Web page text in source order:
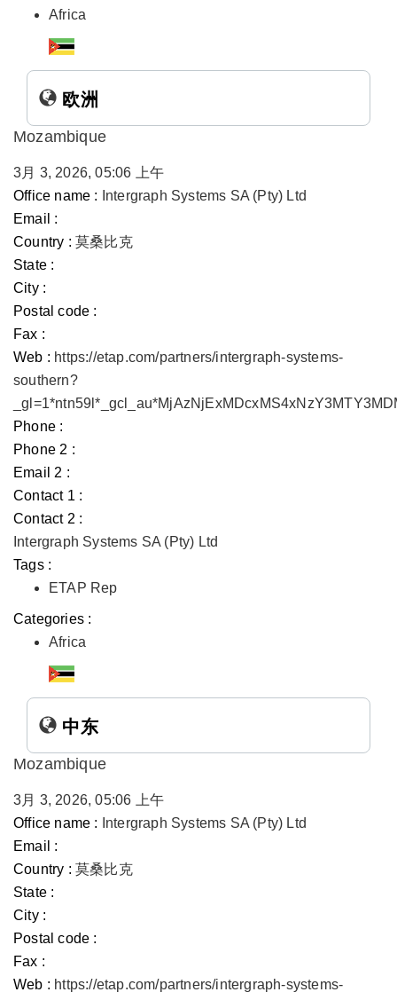
Africa
欧洲
Mozambique
3月 3, 2026, 05:06 上午
Office name :
Intergraph Systems SA (Pty) Ltd
Email :
Country : 莫桑比克
State :
City :
Postal code :
Fax :
Web : https://etap.com/partners/intergraph-systems-
southern?
Phone :
Phone 2 :
Email 2 :
Contact 1 :
Contact 2 :
Intergraph Systems SA (Pty) Ltd
Tags :
ETAP Rep
Categories :
Africa
中东
Mozambique
3月 3, 2026, 05:06 上午
Office name :
Intergraph Systems SA (Pty) Ltd
Email :
Country : 莫桑比克
State :
City :
Postal code :
Fax :
Web : https://etap.com/partners/intergraph-systems-